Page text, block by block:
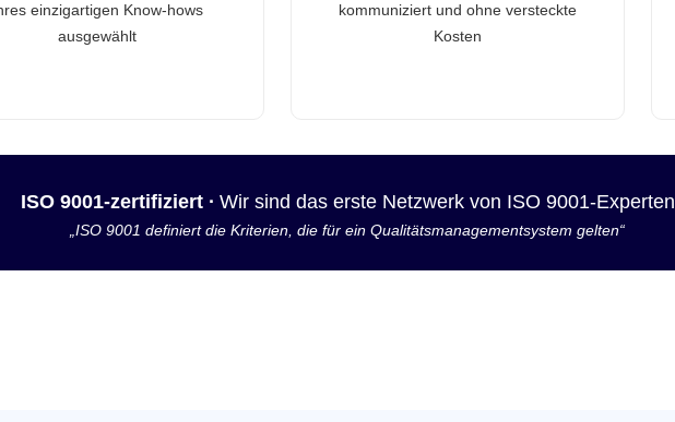
einzigartigen Know-hows
ausgewählt
kommuniziert und ohne versteckte
Kosten
ISO 9001-zertifiziert · Wir sind das erste Netzwerk von ISO 9001-Experten
„ISO 9001 definiert die Kriterien, die für ein Qualitätsmanagementsystem gelten“